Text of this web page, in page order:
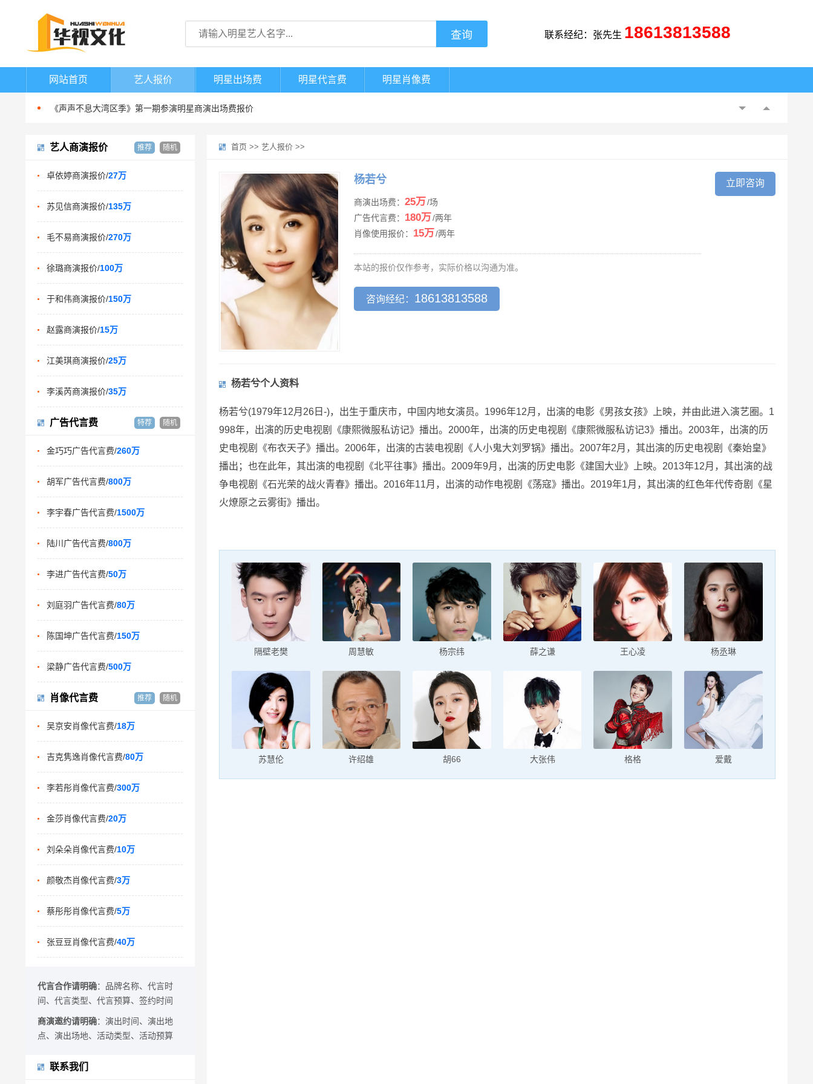
联系经纪：张先生 18613813588
网站首页 艺人报价 明星出场费 明星代言费 明星肖像费
0713再就业男团商演报价多少
港台明星歌手商演出场费报价
商演出场费200万以上的明星歌手
《声声不息大湾区季》第一期参演明星商演出场费报价
港台明星歌手商演出场费报价
《声声不息大湾区季》第一期参演明星商演出场费报价
0713再就业男团商演报价多少
艺人商演报价 推荐 随机
卓依婷商演报价/27万
苏见信商演报价/135万
毛不易商演报价/270万
徐璐商演报价/100万
于和伟商演报价/150万
赵露商演报价/15万
江美琪商演报价/25万
李溪芮商演报价/35万
广告代言费 特荐 随机
金巧巧广告代言费/260万
胡军广告代言费/800万
李宇春广告代言费/1500万
陆川广告代言费/800万
李进广告代言费/50万
刘庭羽广告代言费/80万
陈国坤广告代言费/150万
梁静广告代言费/500万
肖像代言费 推荐 随机
吴京安肖像代言费/18万
吉克隽逸肖像代言费/80万
李若彤肖像代言费/300万
金莎肖像代言费/20万
刘朵朵肖像代言费/10万
颜敬杰肖像代言费/3万
蔡彤彤肖像代言费/5万
张豆豆肖像代言费/40万
代言合作请明确：品牌名称、代言时
间、代言类型、代言预算、签约时间
商演邀约请明确：演出时间、演出地
点、演出场地、活动类型、活动预算
联系我们
首页 >> 艺人报价 >>
杨若兮
商演出场费： 25万/场
广告代言费： 180万/两年
肖像使用报价： 15万/两年
本站的报价仅作参考，实际价格以沟通为准。
咨询经纪： 18613813588
立即咨询
杨若兮个人资料
杨若兮(1979年12月26日-)，出生于重庆市，中国内地女演员。1996年12月，出演的电影《男孩女孩》上映，并由此进入演艺圈。1
998年，出演的历史电视剧《康熙微服私访记》播出。2000年，出演的历史电视剧《康熙微服私访记3》播出。2003年，出演的历
史电视剧《布衣天子》播出。2006年，出演的古装电视剧《人小鬼大刘罗锅》播出。2007年2月，其出演的历史电视剧《秦始皇》
播出；也在此年，其出演的电视剧《北平往事》播出。2009年9月，出演的历史电影《建国大业》上映。2013年12月，其出演的战
争电视剧《石光荣的战火青春》播出。2016年11月，出演的动作电视剧《荡寇》播出。2019年1月，其出演的红色年代传奇剧《星
火燎原之云雾街》播出。
隔壁老樊 周慧敏 杨宗纬 薛之谦 王心凌 杨丞琳
苏慧伦 许绍雄 胡66 大张伟 格格 爱戴